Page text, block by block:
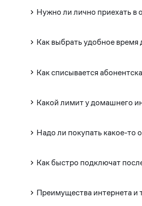
Нужно ли лично приехать в
Как выбрать удобное
Как списывается
Какой лимит у домашнего
Надо ли покупать какое-то
Как быстро подключат
Преимущества интернета и